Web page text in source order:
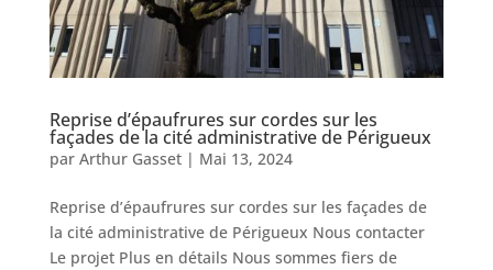
Reprise d’épaufrures sur cordes sur les
façades de la cité administrative de Périgueux
par Arthur Gasset| Mai 13, 2024
Reprise d’épaufrures sur cordes sur les façades de
la cité administrative de Périgueux Nous contacter
Le projet Plus en détails Nous sommes fiers de